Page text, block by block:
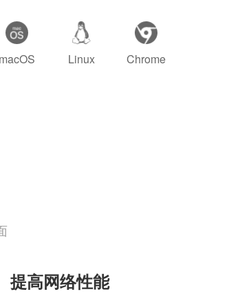
macOS Linux Chrome
提高网络性能